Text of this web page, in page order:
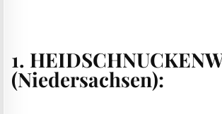
1.
(Niedersachsen):